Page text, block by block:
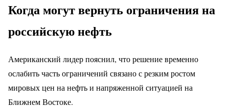
Когда могут вернуть ограничения на
российскую нефть
Американский лидер пояснил, что решение временно
ослабить часть ограничений связано с резким ростом
мировых цен на нефть и напряженной ситуацией на
Ближнем Востоке.